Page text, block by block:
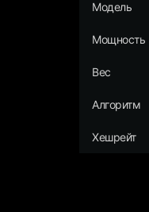
Модель
Мощность
Вес
Алгоритм
Хешрейт